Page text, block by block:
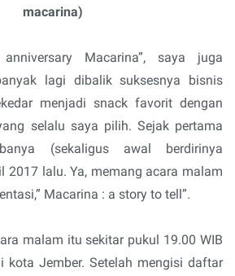
macarina)
Macarina”, saya juga
lagi dibalik suksesnya bisnis
menjadi snack favorit dengan
selalu saya pilih. Sejak pertama
(sekaligus awal berdirinya
2017 lalu. Ya, memang acara malam
Macarina : a story to tell”.
malam itu sekitar pukul 19.00 WIB
kota Jember. Setelah mengisi daftar